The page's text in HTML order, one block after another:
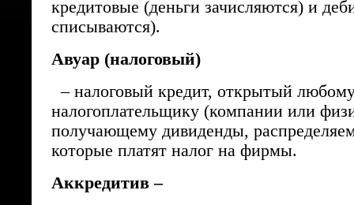
кредитовые (деньги зачисляются) и
списываются).
Авуар (налоговый)
– налоговый кредит, открытый
налогоплательщику (компании или
получающему дивиденды,
которые платят налог на фирмы.
Аккредитив –